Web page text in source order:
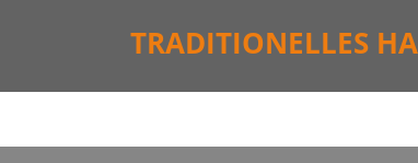
TRADITIONELLES